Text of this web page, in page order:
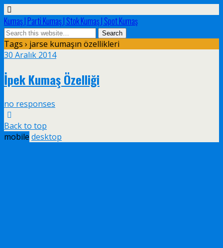
Kumaş | Parti Kumaş | Stok Kumaş | Spot Kumaş
Tags › jarse kumaşın özellikleri
30 Aralık 2014
İpek Kumaş Özelliği
no responses
Back to top
mobile desktop